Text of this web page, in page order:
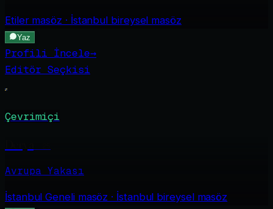
Etilermasöz · İstanbul bireysel masöz
Yaz
Profili İncele→
Editör Seçkisi
Çevrimiçi
Avrupa Yakası
İstanbul Genelimasöz · İstanbul bireysel masöz